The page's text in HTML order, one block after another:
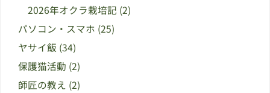
2026年オクラ栽培記 (2)
パソコン・スマホ (25)
ヤサイ飯 (34)
保護猫活動 (2)
師匠の教え (2)